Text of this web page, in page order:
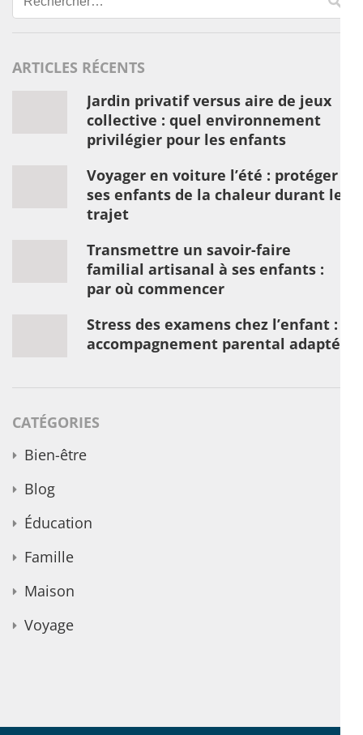
ARTICLES RÉCENTS
Jardin privatif versus aire de jeux
collective : quel environnement
privilégier pour les enfants
Voyager en voiture l’été : protéger
ses enfants de la chaleur durant le
trajet
Transmettre un savoir-faire
familial artisanal à ses enfants :
par où commencer
Stress des examens chez l’enfant :
accompagnement parental adapté
CATÉGORIES
Bien-être
Blog
Éducation
Famille
Maison
Voyage